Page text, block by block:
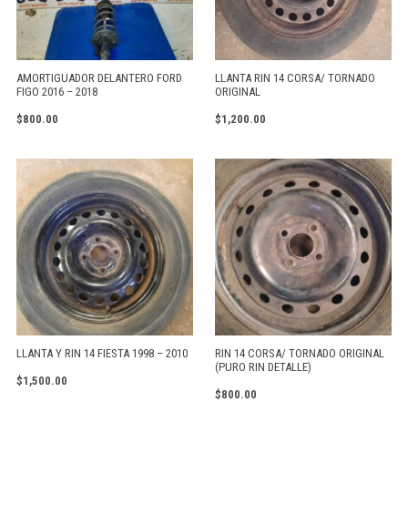
AMORTIGUADOR DELANTERO FORD
FIGO 2016 – 2018
$800.00
LLANTA RIN 14 CORSA/ TORNADO
ORIGINAL
$1,200.00
LLANTA Y RIN 14 FIESTA 1998 – 2010
$1,500.00
RIN 14 CORSA/ TORNADO ORIGINAL
(PURO RIN DETALLE)
$800.00